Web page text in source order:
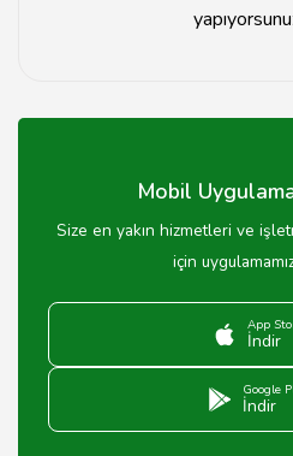
yapmaktayız.
Mobil
Size en yakın hizmetleri ve
için
App
İndir
Google
İndir